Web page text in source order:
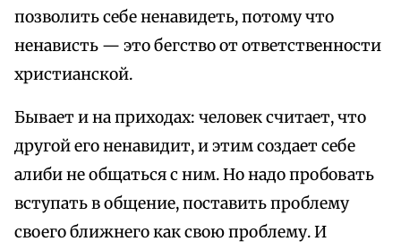
позволить себе ненавидеть, потому что
ненависть — это бегство от ответственности
христианской.
Бывает и на приходах: человек считает, что
другой его ненавидит, и этим создает себе
алиби не общаться с ним. Но надо пробовать
вступать в общение, поставить проблему
своего ближнего как свою проблему. И